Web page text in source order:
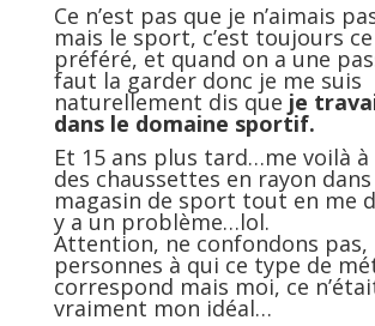
Ce n’est pas que je n’aimais
mais le sport, c’est toujours ce
préféré, et quand on a une
faut la garder donc je me suis
naturellement dis que je
dans le domaine sportif.
Et 15 ans plus tard…me voilà
des chaussettes en rayon
magasin de sport tout en me
y a un problème…lol.
Attention, ne confondons pas,
personnes à qui ce type de
correspond mais moi, ce
vraiment mon idéal…